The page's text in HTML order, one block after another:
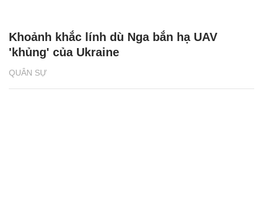
QUÂN SỰ
Khoảnh khắc lính dù Nga bắn hạ UAV
'khủng' của Ukraine